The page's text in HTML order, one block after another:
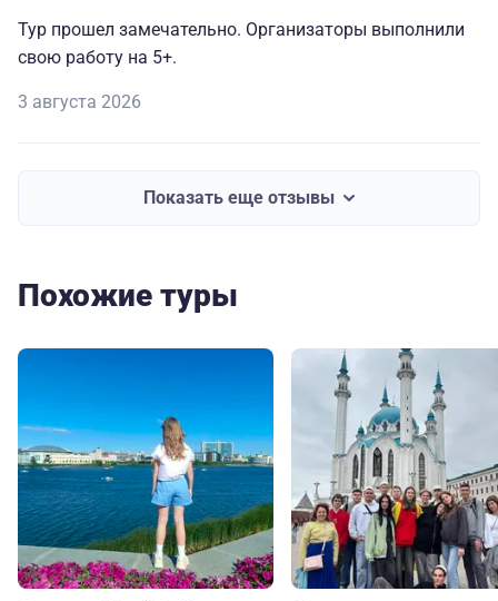
Тур прошел замечательно. Организаторы выполнили
свою работу на 5+.
3 августа 2026
Показать еще отзывы
Похожие туры